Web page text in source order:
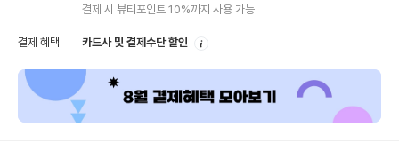
결제 시 뷰티포인트 10%까지 사용 가능
결제 혜택 카드사 및 결제수단 할인